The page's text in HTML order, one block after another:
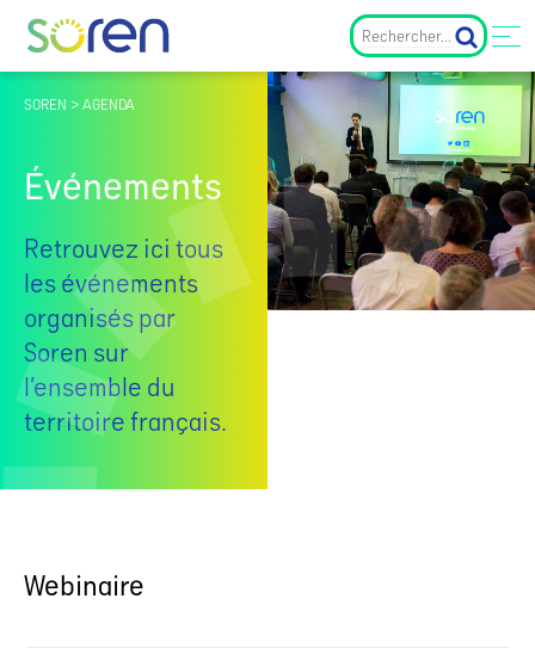
SOREN > AGENDA
Événements
Retrouvez ici tous
les événements
organisés par
Soren sur
l’ensemble du
territoire français.
Webinaire